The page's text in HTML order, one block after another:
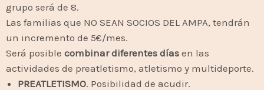
grupo será de 8.
Las familias que NO SEAN SOCIOS DEL AMPA, tendrán
un incremento de 5€/mes.
Será posible combinar diferentes días en las
actividades de preatletismo, atletismo y multideporte.
PREATLETISMO. Posibilidad de acudir.